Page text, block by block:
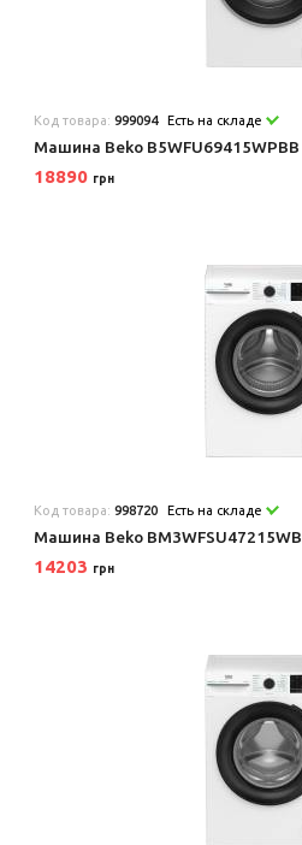
Код товара:999094 Есть на складе
Машина Beko B5WFU69415WPBB
18890 грн
Код товара:998720 Есть на складе
Машина Beko BM3WFSU47215WB
14203 грн